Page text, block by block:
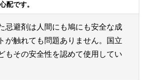
配です。
忌避剤は人間にも鳩にも安全な成
が触れても問題ありません。国立
もその安全性を認めて使用してい